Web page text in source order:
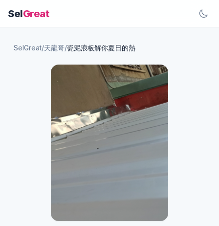
SelGreat
SelGreat/天龍哥/瓷泥浪板解你夏日的熱